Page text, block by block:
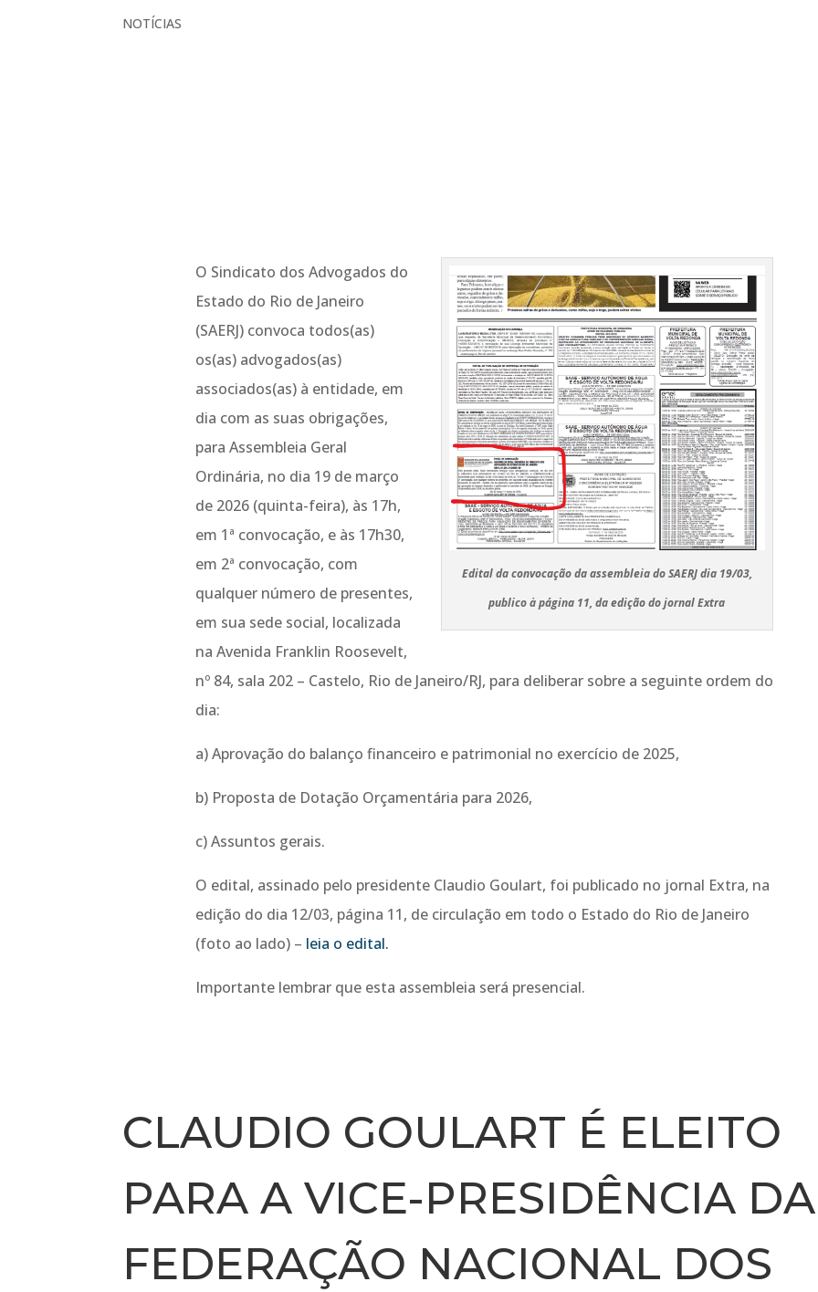
NOTÍCIAS
Edital da convocação da assembleia do SAERJ dia 19/03,
publico à página 11, da edição do jornal Extra
O Sindicato dos Advogados do
Estado do Rio de Janeiro
(SAERJ) convoca todos(as)
os(as) advogados(as)
associados(as) à entidade, em
dia com as suas obrigações,
para Assembleia Geral
Ordinária, no dia 19 de março
de 2026 (quinta-feira), às 17h,
em 1ª convocação, e às 17h30,
em 2ª convocação, com
qualquer número de presentes,
em sua sede social, localizada
na Avenida Franklin Roosevelt,
nº 84, sala 202 – Castelo, Rio de Janeiro/RJ, para deliberar sobre a seguinte ordem do
dia:
a) Aprovação do balanço financeiro e patrimonial no exercício de 2025,
b) Proposta de Dotação Orçamentária para 2026,
c) Assuntos gerais.
O edital, assinado pelo presidente Claudio Goulart, foi publicado no jornal Extra, na
edição do dia 12/03, página 11, de circulação em todo o Estado do Rio de Janeiro
(foto ao lado) – leia o edital.
Importante lembrar que esta assembleia será presencial.
CLAUDIO GOULART É ELEITO
PARA A VICE-PRESIDÊNCIA DA
FEDERAÇÃO NACIONAL DOS